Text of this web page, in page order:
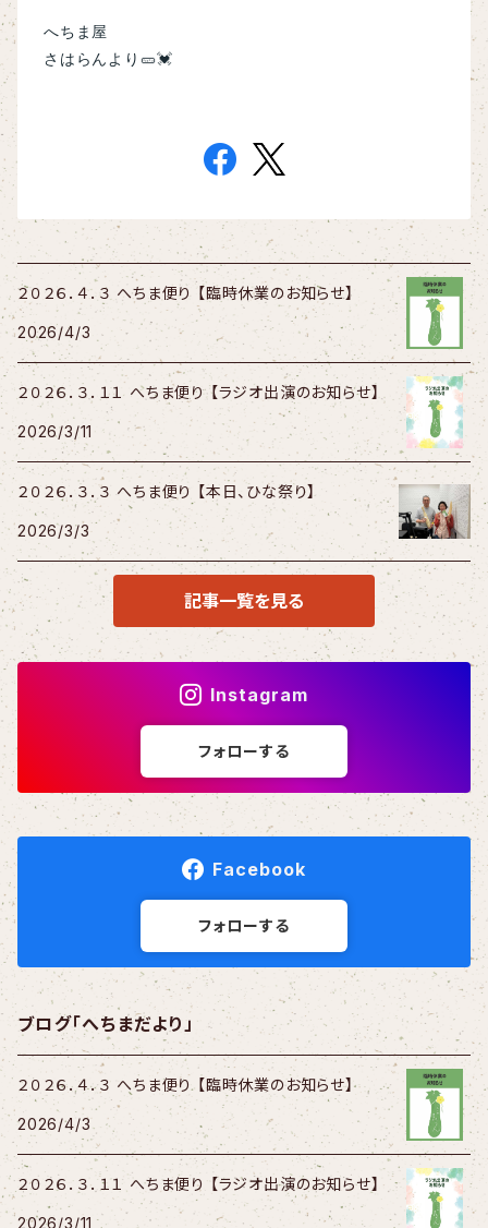
へちま屋
さはらんより🥒💓
２０２６．４．３ へちま便り 【臨時休業のお知らせ】
2026/4/3
２０２６．３．１１ へちま便り 【ラジオ出演のお知らせ】
2026/3/11
２０２６．３．３ へちま便り 【本日、ひな祭り】
2026/3/3
記事一覧を見る
Instagram
フォローする
Facebook
フォローする
ブログ「へちまだより」
２０２６．４．３ へちま便り 【臨時休業のお知らせ】
2026/4/3
２０２６．３．１１ へちま便り 【ラジオ出演のお知らせ】
2026/3/11